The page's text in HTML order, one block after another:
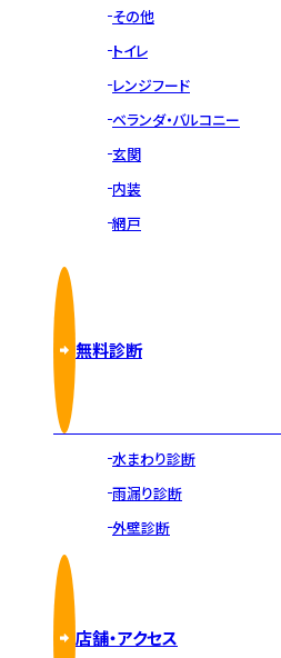
その他
トイレ
レンジフード
ベランダ・バルコニー
玄関
内装
網戸
無料診断
水まわり診断
雨漏り診断
外壁診断
店舗・アクセス